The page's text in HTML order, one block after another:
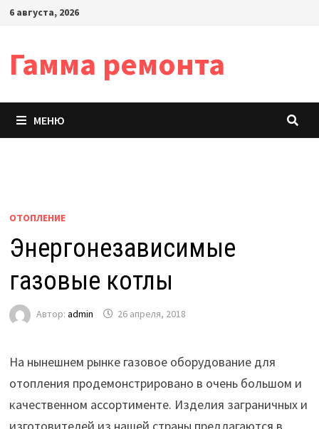
Перейти
6 августа, 2026
Гамма ремонта
МЕНЮ
ОТОПЛЕНИЕ
Энергонезависимые
газовые котлы
Автор: admin 26 апреля, 2018
На нынешнем рынке газовое оборудование для
отопления продемонстрировано в очень большом и
качественном ассортименте. Изделия заграничных и